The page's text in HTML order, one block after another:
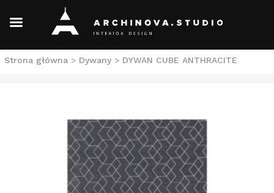
Skip
Strona główna > Dywany > DYWAN CUBE ANTHRACITE